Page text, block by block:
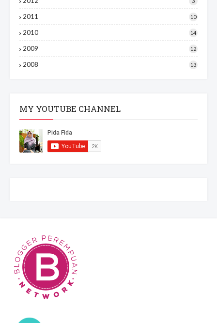
2011 10
2010 14
2009 12
2008 13
MY YOUTUBE CHANNEL